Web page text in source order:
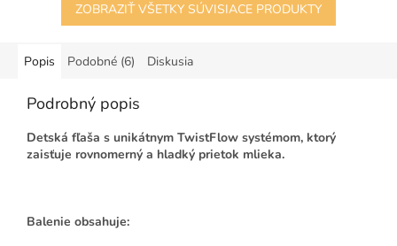
ZOBRAZIŤ VŠETKY SÚVISIACE PRODUKTY
Popis Podobné (6) Diskusia
Podrobný popis
Detská fľaša s unikátnym TwistFlow systémom, ktorý
zaisťuje rovnomerný a hladký prietok mlieka.
Balenie obsahuje: